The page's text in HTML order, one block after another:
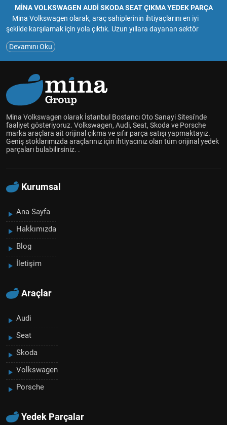
MİNA VOLKSWAGEN AUDİ SKODA SEAT ÇIKMA YEDEK PARÇA
Mina Volkswagen olarak, araç sahiplerinin ihtiyaçlarını en iyi
şekilde karşılamak için yola çıktık. Uzun yıllara dayanan sektör
deneyimimiz ve tutkumuzla, müşterilerimize güvenilir ve kaliteli
hizmet sunmayı amaçlıyoruz.Mina Volkswagen, çıkma ve sıfır yedek
parça satışıyla, araç sahiplerinin bakım ve onarım ihtiyaçlarını en
Volkswagen Audi Skoda Seat marka araçlar için çıkma ve sıfır
parçaları bulabilir, aracınızın performansını ve güvenliğini
artırabilirsiniz.Müşteri memnuniyetini her zaman ön planda tutarak,
uzman ekibimizle size en uygun çözümleri sunmak için çalışıyoruz.
Aracınızın her detayını düşünüyor, kaliteli yedek parçalarla sizlere
hizmet vermekten mutluluk duyuyoruz.
Mina Volkswagen olarak, araçlarınızın uzun ömürlü olması ve
yedek parçalara ulaşın!
Devamını Oku
Mina Volkswagen olarak İstanbul Bostancı Oto Sanayi Sitesi'nde
faaliyet gösteriyoruz. Volkswagen, Audi, Seat, Skoda ve Porsche
marka araçlara ait orijinal çıkma ve sıfır parça satışı yapmaktayız.
Geniş stoklarımızda araçlarınız için ihtiyacınız olan tüm orijinal yedek
parçaları bulabilirsiniz. .
Kurumsal
Ana Sayfa
Hakkımızda
Blog
İletişim
Araçlar
Audi
Seat
Skoda
Volkswagen
Porsche
Yedek Parçalar